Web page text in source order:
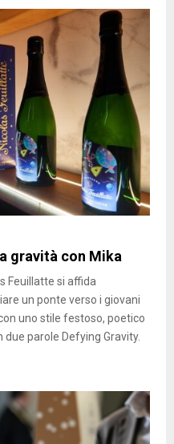
gravità con Mika
Feuillatte si affida
un ponte verso i giovani
uno stile festoso, poetico
parole Defying Gravity.